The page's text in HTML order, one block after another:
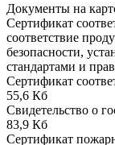
Документы на
Сертификат
соответствие
безопасности,
стандартами и
Сертификат
55,6 Кб
Свидетельство о
83,9 Кб
Сертификат